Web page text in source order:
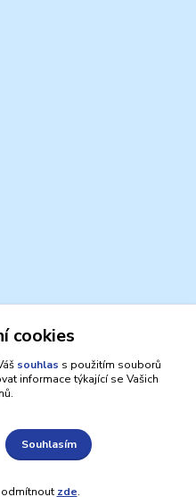
cookies
souhlas s použitím souborů
informace týkající se Vašich
Souhlasím
zde.